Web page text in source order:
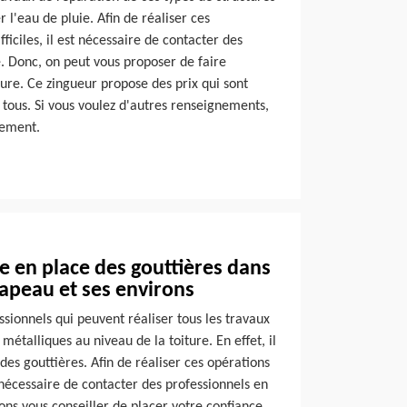
l'eau de pluie. Afin de réaliser ces
il est nécessaire de contacter des
Donc, on peut vous proposer de faire
Ce zingueur propose des prix qui sont
Si vous voulez d'autres renseignements,
en place des gouttières dans
et ses environs
qui peuvent réaliser tous les travaux
au niveau de la toiture. En effet, il
gouttières. Afin de réaliser ces opérations
de contacter des professionnels en